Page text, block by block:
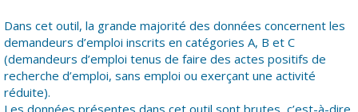
Dans cet outil, la grande majorité des données concernent les
demandeurs d’emploi inscrits en catégories A, B et C
(demandeurs d’emploi tenus de faire des actes positifs de
recherche d’emploi, sans emploi ou exerçant une activité
réduite).